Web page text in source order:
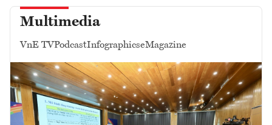
Multimedia
VnE TVPodcastInfographicseMagazine